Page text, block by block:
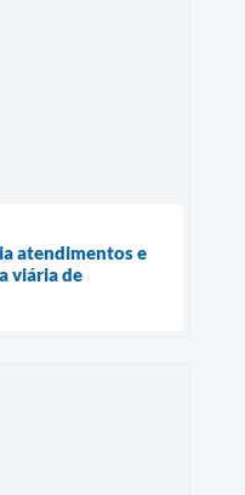
atendimentos e
viária de